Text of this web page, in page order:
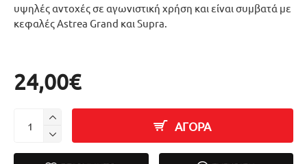
υψηλές αντοχές σε αγωνιστική χρήση και είναι συμβατά με
κεφαλές Astrea Grand και Supra.
24,00€
ΑΓΟΡΑ